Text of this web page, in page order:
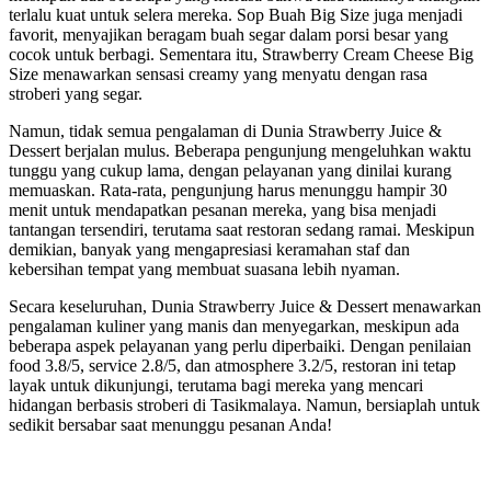
terlalu kuat untuk selera mereka. Sop Buah Big Size juga menjadi
favorit, menyajikan beragam buah segar dalam porsi besar yang
cocok untuk berbagi. Sementara itu, Strawberry Cream Cheese Big
Size menawarkan sensasi creamy yang menyatu dengan rasa
stroberi yang segar.
Namun, tidak semua pengalaman di Dunia Strawberry Juice &
Dessert berjalan mulus. Beberapa pengunjung mengeluhkan waktu
tunggu yang cukup lama, dengan pelayanan yang dinilai kurang
memuaskan. Rata-rata, pengunjung harus menunggu hampir 30
menit untuk mendapatkan pesanan mereka, yang bisa menjadi
tantangan tersendiri, terutama saat restoran sedang ramai. Meskipun
demikian, banyak yang mengapresiasi keramahan staf dan
kebersihan tempat yang membuat suasana lebih nyaman.
Secara keseluruhan, Dunia Strawberry Juice & Dessert menawarkan
pengalaman kuliner yang manis dan menyegarkan, meskipun ada
beberapa aspek pelayanan yang perlu diperbaiki. Dengan penilaian
food 3.8/5, service 2.8/5, dan atmosphere 3.2/5, restoran ini tetap
layak untuk dikunjungi, terutama bagi mereka yang mencari
hidangan berbasis stroberi di Tasikmalaya. Namun, bersiaplah untuk
sedikit bersabar saat menunggu pesanan Anda!